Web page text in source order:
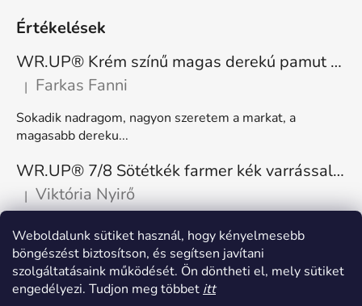
Weboldalunk sütiket használ, hogy kényelmesebb
böngészést biztosítson, és segítsen javítani
szolgáltatásaink működését. Ön döntheti el, mely sütiket
engedélyezi. Tudjon meg többet itt
Értékelések
WR.UP® Krém színű magas derekú pamut nadrág RE(MOVE) WRUP1HC001ORG, Z40
A termék értékelése 5-ből 5 csillag.
| Farkas Fanni
Sokadik nadragom, nagyon szeretem a markat, a
magasabb dereku...
WR.UP® 7/8 Sötétkék farmer kék varrással, superskinny RE(MOVE) WRUP4RC002ORG, J0B
A termék értékelése 5-ből 5 csillag.
| Viktória Nyirő
Nagyon kényelmes, rugalmas. Méretnek megfelelő.